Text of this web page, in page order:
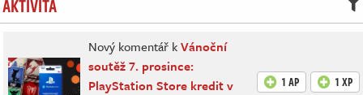
Nový komentář kVánoční
soutěž 7. prosince:
PlayStation Store kredit v
1 AP 1 XP